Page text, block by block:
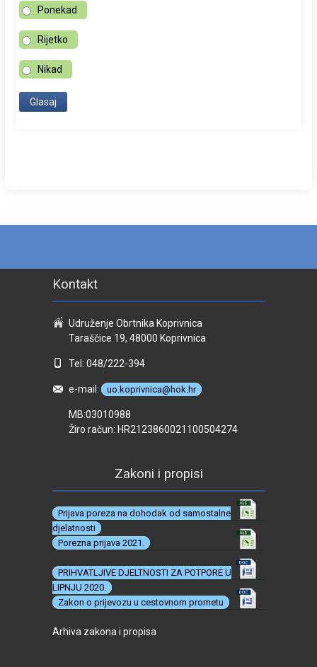
Ponekad
Rijetko
Nikad
Kontakt
Udruženje Obrtnika Koprivnica
Taraščice 19, 48000 Koprivnica
Tel: 048/222-394
e-mail: uo.koprivnica@hok.hr
MB:03010988
Žiro račun: HR2123860021100504274
Zakoni i propisi
Prijava poreza na dohodak od samostalne
djelatnosti
Porezna prijava 2021.
PRIHVATLJIVE DJELTNOSTI ZA POTPORE U
LIPNJU 2020.
Zakon o prijevozu u cestovnom prometu
Arhiva zakona i propisa